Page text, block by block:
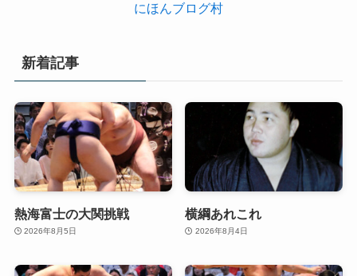
にほんブログ村
新着記事
熱海富士の大関挑戦
2026年8月5日
横綱あれこれ
2026年8月4日